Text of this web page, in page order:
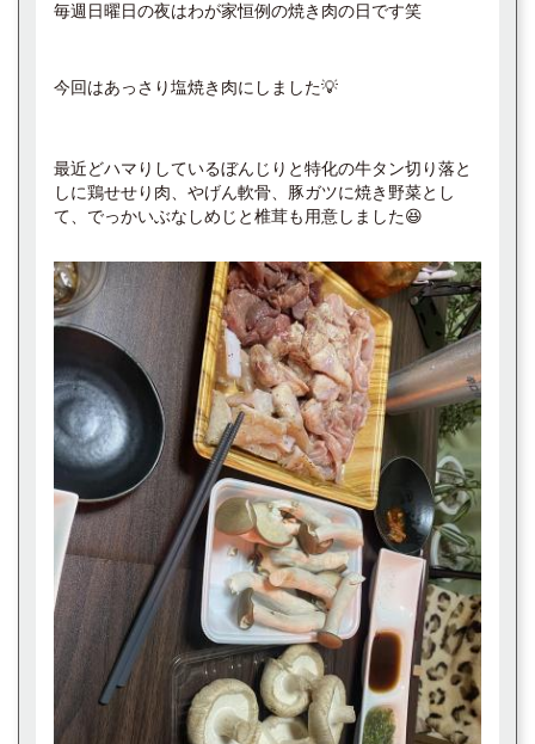
毎週日曜日の夜はわが家恒例の焼き肉の日です笑
今回はあっさり塩焼き肉にしました💡
最近どハマりしているぼんじりと特化の牛タン切り落と
しに鶏せせり肉、やげん軟骨、豚ガツに焼き野菜とし
て、でっかいぶなしめじと椎茸も用意しました😆